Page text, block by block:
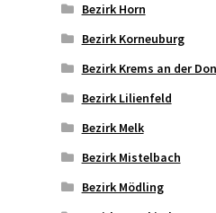
Bezirk Horn
Bezirk Korneuburg
Bezirk Krems an der
Bezirk Lilienfeld
Bezirk Melk
Bezirk Mistelbach
Bezirk Mödling